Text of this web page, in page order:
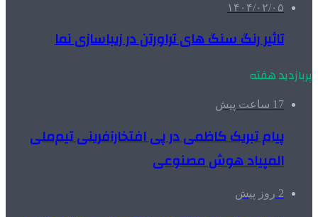
۱۴۰۴/۰۲/۰۵
تاثیر رنگ سنگ های تراورتن در زیباسازی نما
پربازدید هفته
17 ساعت پیش
پیام تبریک کاظمی در پی افتخارآفرینی تیم‌ملی
المپیاد هوش مصنوعی
2 روز پیش